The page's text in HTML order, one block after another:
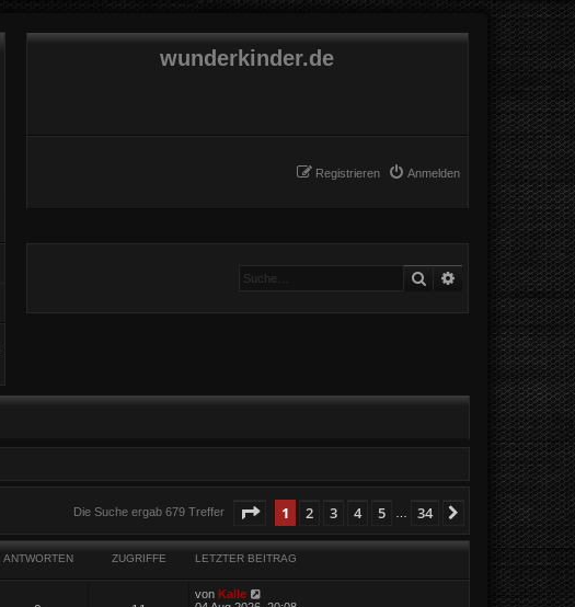
wunderkinder.de
Anmelden
Registrieren
Suche Erweiterte Suche
Die Suche ergab 679 Treffer Seite von34
1 2 3 4 5 34 Nächste
ANTWORTEN ZUGRIFFE LETZTER BEITRAG
von Kalle